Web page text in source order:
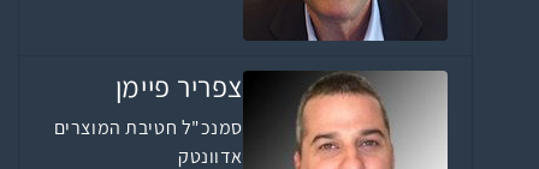
צפריר פיימן
סמנכ"ל חטיבת המוצרים
אדוונטק